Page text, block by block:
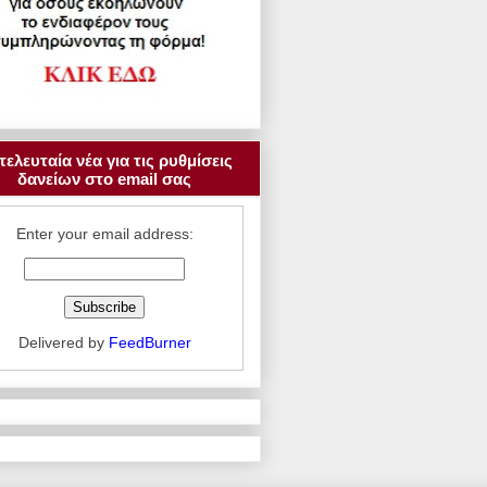
νέα για τις ρυθμίσεις
δανείων στο email σας
Enter your email address:
Delivered by FeedBurner